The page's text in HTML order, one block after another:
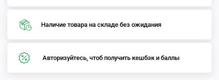
Наличие товара на складе без ожидания
Авторизуйтесь, чтоб получить кешбэк и баллы